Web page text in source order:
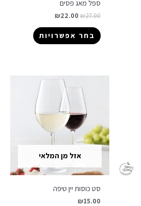
ספל מאג פסים
₪27.00
₪22.00
בחר אפשרויות
אזל מן המלאי
סט כוסות יין טיפה
₪15.00